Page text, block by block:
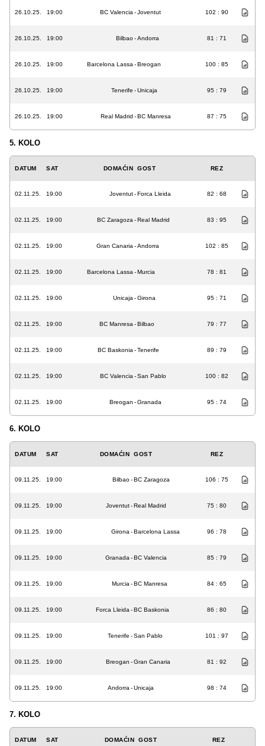
26.10.25. 19:00 BC Valencia -Joventut 102 : 90
26.10.25. 19:00 Bilbao-Andorra 81 : 71
26.10.25. 19:00 Barcelona Lassa -Breogan 100 : 85
26.10.25. 19:00 Tenerife -Unicaja 95 : 79
26.10.25. 19:00 Real Madrid -BC Manresa 87 : 75
5. KOLO
DATUM SAT DOMAĆIN GOST REZ
02.11.25. 19:00 Joventut-Forca Lleida 82 : 68
02.11.25. 19:00 BC Zaragoza -Real Madrid 83 : 95
02.11.25. 19:00 Gran Canaria -Andorra 102 : 85
02.11.25. 19:00 Barcelona Lassa -Murcia 78 : 81
02.11.25. 19:00 Unicaja -Girona 95 : 71
02.11.25. 19:00 BC Manresa -Bilbao 79 : 77
02.11.25. 19:00 BC Baskonia -Tenerife 89 : 79
02.11.25. 19:00 BC Valencia -San Pablo 100 : 82
02.11.25. 19:00 Breogan -Granada 95 : 74
6. KOLO
DATUM SAT DOMAĆIN GOST REZ
09.11.25. 19:00 Bilbao-BC Zaragoza 106 : 75
09.11.25. 19:00 Joventut-Real Madrid 75 : 80
09.11.25. 19:00 Girona -Barcelona Lassa 96 : 78
09.11.25. 19:00 Granada -BC Valencia 85 : 79
09.11.25. 19:00 Murcia -BC Manresa 84 : 65
09.11.25. 19:00 Forca Lleida -BC Baskonia 86 : 80
09.11.25. 19:00 Tenerife -San Pablo 101 : 97
09.11.25. 19:00 Breogan -Gran Canaria 81 : 92
09.11.25. 19:00 Andorra -Unicaja 98 : 74
7. KOLO
DATUM SAT DOMAĆIN GOST REZ